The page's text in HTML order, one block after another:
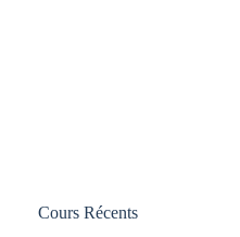
Cours Récents